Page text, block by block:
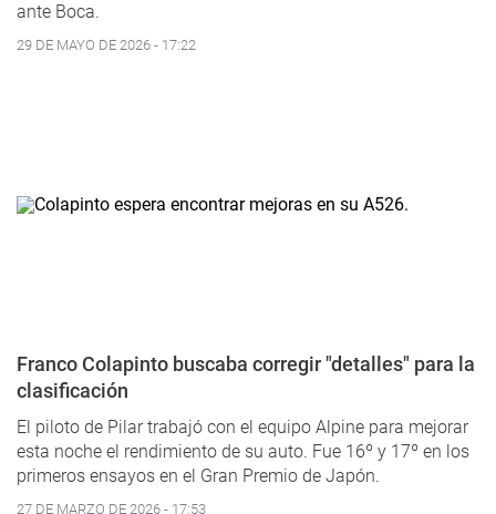
ante Boca.
29 DE MAYO DE 2026 - 17:22
Franco Colapinto buscaba corregir "detalles" para la
clasificación
El piloto de Pilar trabajó con el equipo Alpine para mejorar
esta noche el rendimiento de su auto. Fue 16º y 17º en los
primeros ensayos en el Gran Premio de Japón.
27 DE MARZO DE 2026 - 17:53